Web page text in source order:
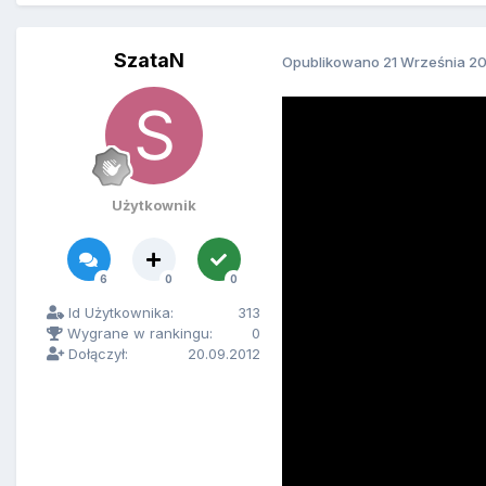
SzataN
Użytkownik
6 0 0
Id Użytkownika:
313
Wygrane w rankingu:
0
Dołączył:
20.09.2012
Opublikowano 21 Września